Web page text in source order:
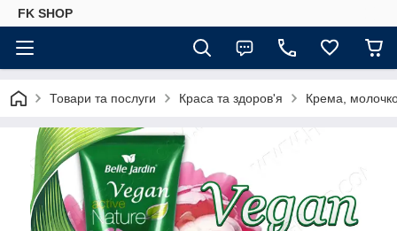
FK SHOP
Товари та послуги Краса та здоров'я Крема,